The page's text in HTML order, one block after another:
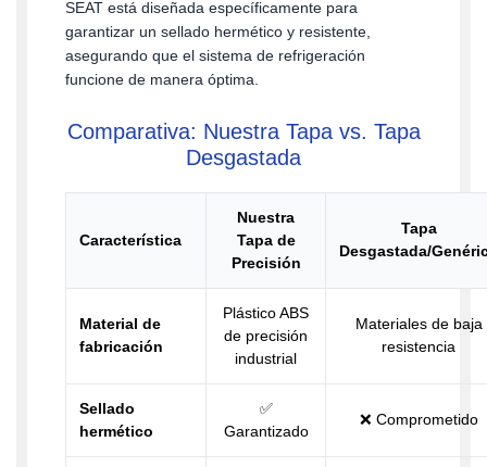
SEAT está diseñada específicamente para
garantizar un sellado hermético y resistente,
asegurando que el sistema de refrigeración
funcione de manera óptima.
Comparativa: Nuestra Tapa vs. Tapa
Desgastada
Característica
Nuestra
Tapa de
Precisión
Tapa
Desgastada/
Material de
fabricación
Plástico ABS
de precisión
industrial
Materiales de baja
resistencia
Sellado
hermético
✅
Garantizado
❌ Comprometido